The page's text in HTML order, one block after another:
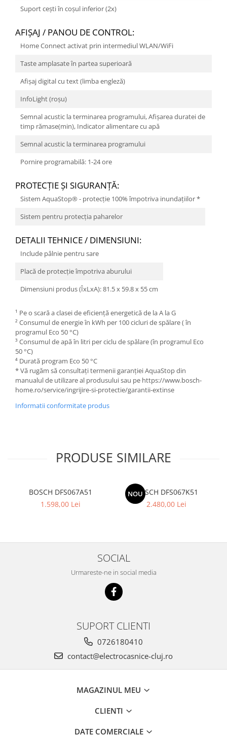
Suport cești în coșul inferior (2x)
AFIŞAJ / PANOU DE CONTROL:
Home Connect activat prin intermediul WLAN/WiFi
Taste amplasate în partea superioară
Afişaj digital cu text (limba engleză)
InfoLight (roșu)
Semnal acustic la terminarea programului, Afișarea duratei de
timp rămase(min), Indicator alimentare cu apă
Semnal acustic la terminarea programului
Pornire programabilă: 1-24 ore
PROTECŢIE ŞI SIGURANŢĂ:
Sistem AquaStop® - protecție 100% împotriva inundațiilor *
Sistem pentru protecţia paharelor
DETALII TEHNICE / DIMENSIUNI:
Include pâlnie pentru sare
Placă de protecție împotriva aburului
Dimensiuni produs (ÎxLxA): 81.5 x 59.8 x 55 cm
¹ Pe o scară a clasei de eficiență energetică de la A la G
² Consumul de energie în kWh per 100 cicluri de spălare ( în
programul Eco 50 °C)
³ Consumul de apă în litri per ciclu de spălare (în programul Eco
50 °C)
⁴ Durată program Eco 50 °C
* Vă rugăm să consultați termenii garanției AquaStop din
manualul de utilizare al produsului sau pe https://www.bosch-
home.ro/service/ingrijire-si-protectie/garantii-extinse
Informatii conformitate produs
PRODUSE SIMILARE
BOSCH DFS067A51
1.598,00 Lei
NOUBOSCH DFS067K51
2.480,00 Lei
SOCIAL
Urmareste-ne in social media
SUPORT CLIENTI
0726180410
contact@electrocasnice-cluj.ro
MAGAZINUL MEU
CLIENTI
DATE COMERCIALE